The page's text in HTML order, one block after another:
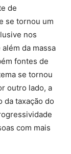
de
se tornou um
nos
da massa
fontes de
se tornou
outro lado, a
da taxação do
com mais